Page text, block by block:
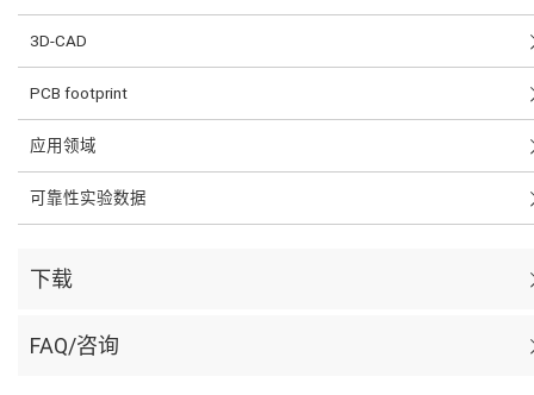
3D-CAD
PCB footprint
应用领域
可靠性实验数据
下载
FAQ/咨询